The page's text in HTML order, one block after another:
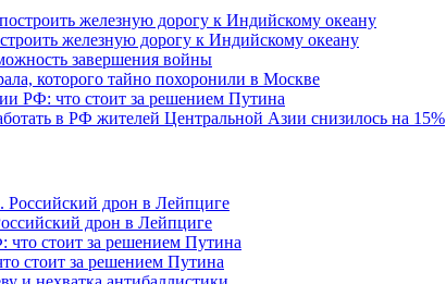
железную дорогу к Индийскому океану
завершения войны
которого тайно похоронили в Москве
РФ: что стоит за решением Путина
в РФ жителей Центральной Азии снизилось на 15%
дрон в Лейпциге
стоит за решением Путина